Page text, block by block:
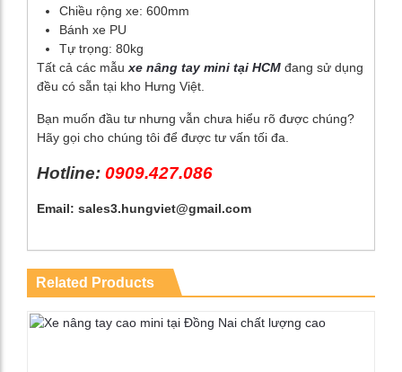
Chiều rộng xe: 600mm
Bánh xe PU
Tự trọng: 80kg
Tất cả các mẫu xe nâng tay mini tại HCM đang sử dụng
đều có sẵn tại kho Hưng Việt.
Bạn muốn đầu tư nhưng vẫn chưa hiểu rõ được chúng?
Hãy gọi cho chúng tôi để được tư vấn tối đa.
Hotline: 0909.427.086
Email: sales3.hungviet@gmail.com
Related Products